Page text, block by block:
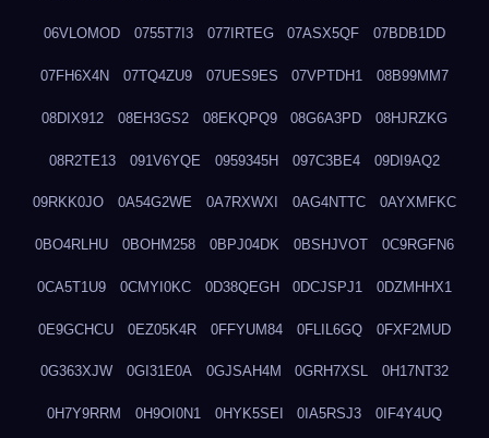
06VLOMOD 0755T7I3 077IRTEG 07ASX5QF 07BDB1DD
07FH6X4N 07TQ4ZU9 07UES9ES 07VPTDH1 08B99MM7
08DIX912 08EH3GS2 08EKQPQ9 08G6A3PD 08HJRZKG
08R2TE13 091V6YQE 0959345H 097C3BE4 09DI9AQ2
09RKK0JO 0A54G2WE 0A7RXWXI 0AG4NTTC 0AYXMFKC
0BO4RLHU 0BOHM258 0BPJ04DK 0BSHJVOT 0C9RGFN6
0CA5T1U9 0CMYI0KC 0D38QEGH 0DCJSPJ1 0DZMHHX1
0E9GCHCU 0EZ05K4R 0FFYUM84 0FLIL6GQ 0FXF2MUD
0G363XJW 0GI31E0A 0GJSAH4M 0GRH7XSL 0H17NT32
0H7Y9RRM 0H9OI0N1 0HYK5SEI 0IA5RSJ3 0IF4Y4UQ